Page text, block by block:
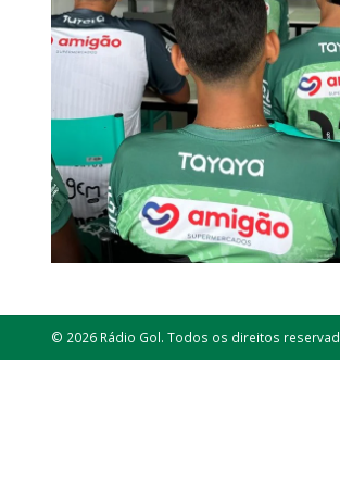
© 2026 Rádio Gol. Todos os direitos